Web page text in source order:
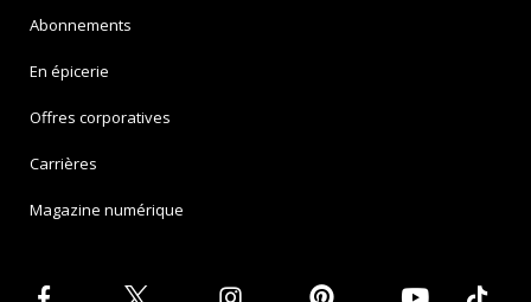
Abonnements
En épicerie
Offres corporatives
Carrières
Magazine numérique